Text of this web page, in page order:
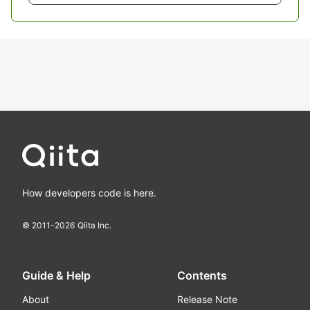
How developers code is here.
© 2011-2026 Qiita Inc.
Guide & Help
About
Contents
Release Note